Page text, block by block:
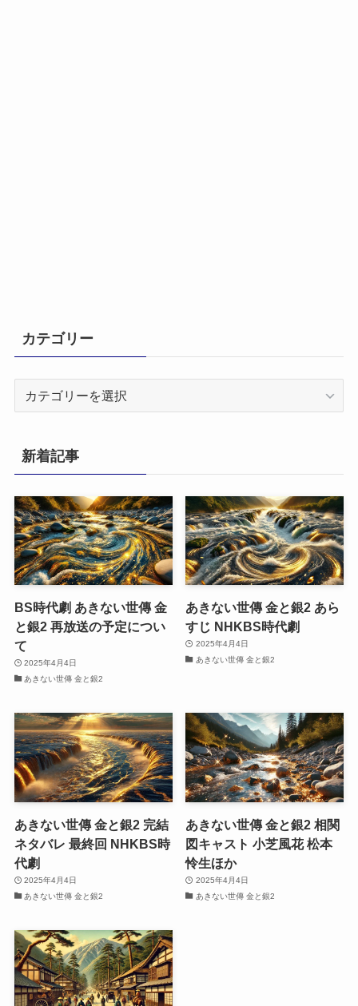
カテゴリー
リ
ー
新着記事
BS時代劇 あきない世傳 金
と銀2 再放送の予定につい
て
2025年4月4日
あきない世傳 金と銀2
あきない世傳 金と銀2 あら
すじ NHKBS時代劇
2025年4月4日
あきない世傳 金と銀2
あきない世傳 金と銀2 完結
ネタバレ 最終回 NHKBS時
代劇
2025年4月4日
あきない世傳 金と銀2
あきない世傳 金と銀2 相関
図キャスト 小芝風花 松本
怜生ほか
2025年4月4日
あきない世傳 金と銀2